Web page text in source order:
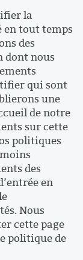
la
en tout temps
des
dont nous
qui sont
une
de notre
sur cette
politiques
des
en
Nous
cette page
politique de